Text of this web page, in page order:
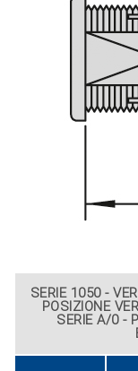
SERIE 1050 -
POSIZIONE
SERIE A/0 -